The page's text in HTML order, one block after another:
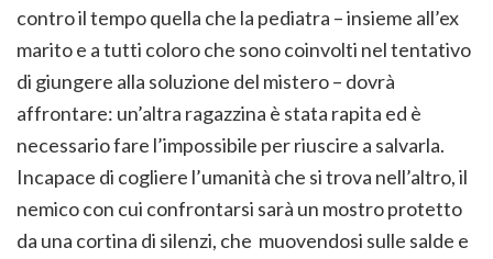
contro il tempo quella che la pediatra – insieme all’ex
marito e a tutti coloro che sono coinvolti nel tentativo
di giungere alla soluzione del mistero – dovrà
affrontare: un’altra ragazzina è stata rapita ed è
necessario fare l’impossibile per riuscire a salvarla.
Incapace di cogliere l’umanità che si trova nell’altro, il
nemico con cui confrontarsi sarà un mostro protetto
da una cortina di silenzi, che muovendosi sulle salde e